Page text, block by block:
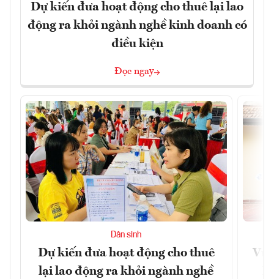
Dự kiến đưa hoạt động cho thuê lại lao
động ra khỏi ngành nghề kinh doanh có
điều kiện
Đọc ngay
Dân sinh
Dự kiến đưa hoạt động cho thuê
lại lao động ra khỏi ngành nghề